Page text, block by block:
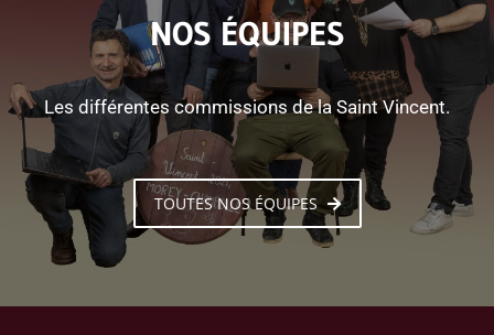
NOS ÉQUIPES
Les différentes commissions de la Saint Vincent.
TOUTES NOS ÉQUIPES